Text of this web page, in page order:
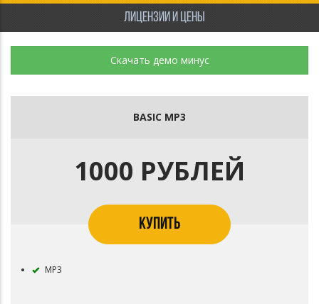
ЛИЦЕНЗИИ И ЦЕНЫ
Скачать демо минус
BASIC MP3
1000 РУБЛЕЙ
КУПИТЬ
MP3